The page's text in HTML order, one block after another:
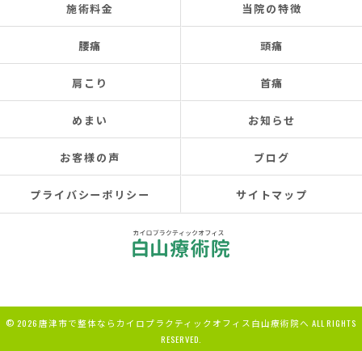
施術料金 当院の特徴
腰痛 頭痛
肩こり 首痛
めまい お知らせ
お客様の声 ブログ
プライバシーポリシー サイトマップ
© 2026 唐津市で整体ならカイロプラクティックオフィス白山療術院へ ALL RIGHTS
RESERVED.